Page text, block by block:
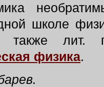
школе
также лит.
физика.